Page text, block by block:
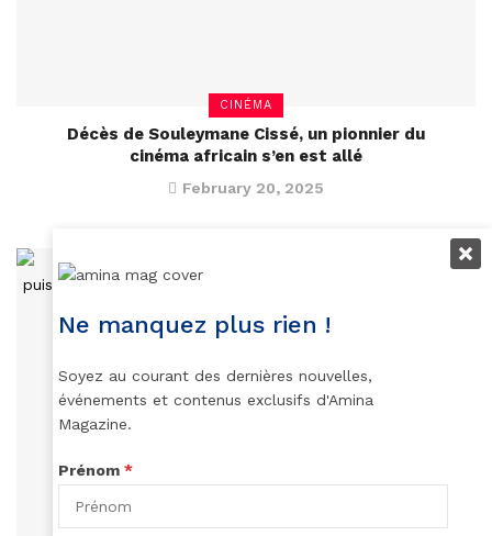
CINÉMA
Décès de Souleymane Cissé, un pionnier du
cinéma africain s’en est allé
February 20, 2025
Ne manquez plus rien !
Soyez au courant des dernières nouvelles,
événements et contenus exclusifs d'Amina
Magazine.
Prénom *